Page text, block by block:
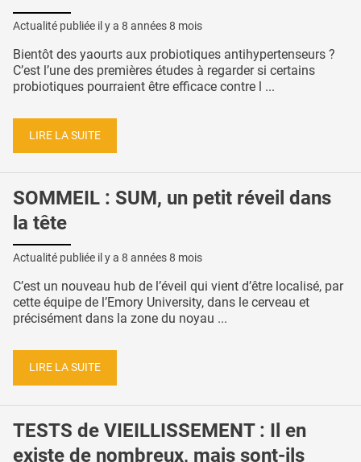
Actualité publiée il y a 8 années 8 mois
Bientôt des yaourts aux probiotiques antihypertenseurs ?
C’est l’une des premières études à regarder si certains
probiotiques pourraient être efficace contre l ...
LIRE LA SUITE
SOMMEIL : SUM, un petit réveil dans
la tête
Actualité publiée il y a 8 années 8 mois
C’est un nouveau hub de l’éveil qui vient d’être localisé, par
cette équipe de l’Emory University, dans le cerveau et
précisément dans la zone du noyau ...
LIRE LA SUITE
TESTS de VIEILLISSEMENT : Il en
existe de nombreux, mais sont-ils